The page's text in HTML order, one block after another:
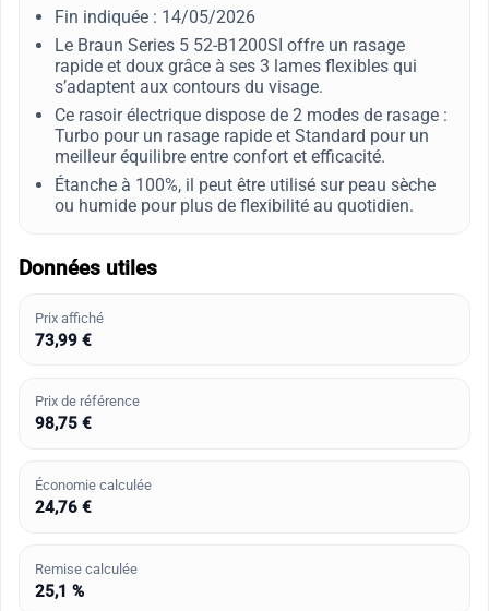
Fin indiquée : 14/05/2026
Le Braun Series 5 52-B1200SI offre un rasage
rapide et doux grâce à ses 3 lames flexibles qui
s’adaptent aux contours du visage.
Ce rasoir électrique dispose de 2 modes de rasage :
Turbo pour un rasage rapide et Standard pour un
meilleur équilibre entre confort et efficacité.
Étanche à 100%, il peut être utilisé sur peau sèche
ou humide pour plus de flexibilité au quotidien.
Données utiles
Prix affiché
73,99 €
Prix de référence
98,75 €
Économie calculée
24,76 €
Remise calculée
25,1 %